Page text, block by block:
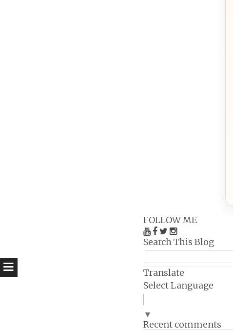
FOLLOW ME
Search This Blog
Translate
Select Language
▼
Recent comments